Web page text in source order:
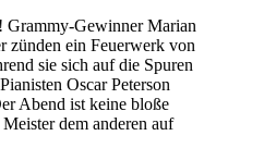
Grammy-Gewinner Marian
zünden ein Feuerwerk von
sie sich auf die Spuren
Oscar Peterson
Abend ist keine bloße
dem anderen auf